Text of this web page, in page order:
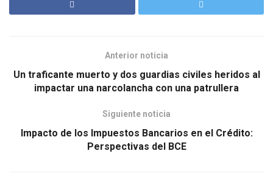
Anterior noticia
Un traficante muerto y dos guardias civiles heridos al
impactar una narcolancha con una patrullera
Siguiente noticia
Impacto de los Impuestos Bancarios en el Crédito:
Perspectivas del BCE